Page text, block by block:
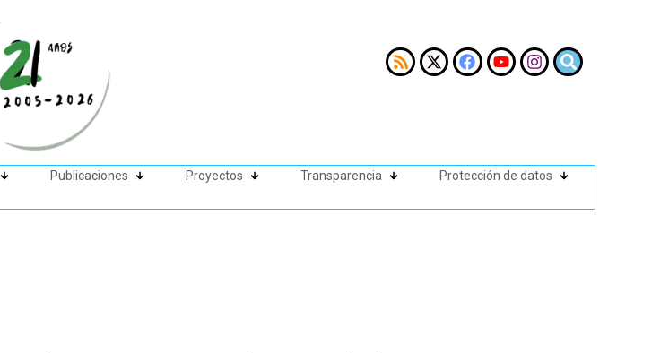
Publicaciones Proyectos Transparencia Protección de datos